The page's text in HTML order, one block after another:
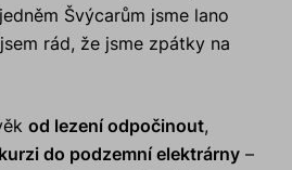
Švýcarům jsme lano
rád, že jsme zpátky na
od lezení odpočinout,
do podzemní elektrárny –